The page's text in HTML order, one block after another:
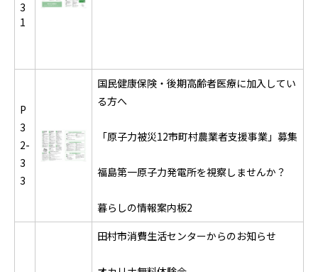
3
1
P
3
2-
3
3
国民健康保険・後期高齢者医療に加入してい
る方へ
「原子力被災12市町村農業者支援事業」募集
福島第一原子力発電所を視察しませんか？
暮らしの情報案内板2
田村市消費生活センターからのお知らせ